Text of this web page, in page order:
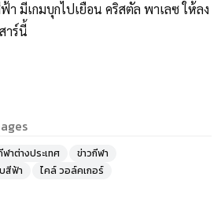
า มีเกมบุกไปเยือน คริสตัล พาเลซ ให้ลง
าร์นี้
ฬาต่างประเทศ
ข่าวกีฬา
สีฟ้า ไคล์ วอล์คเกอร์